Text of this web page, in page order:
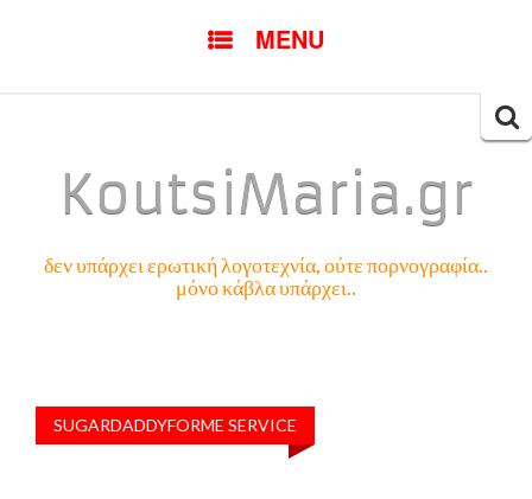
MENU
KoutsiMaria.gr
δεν υπάρχει ερωτική λογοτεχνία, ούτε πορνογραφία..
μόνο κάβλα υπάρχει..
SUGARDADDYFORME SERVICE